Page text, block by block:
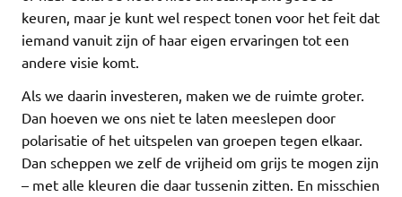
keuren, maar je kunt wel respect tonen voor het feit dat
iemand vanuit zijn of haar eigen ervaringen tot een
andere visie komt.
Als we daarin investeren, maken we de ruimte groter.
Dan hoeven we ons niet te laten meeslepen door
polarisatie of het uitspelen van groepen tegen elkaar.
Dan scheppen we zelf de vrijheid om grijs te mogen zijn
– met alle kleuren die daar tussenin zitten. En misschien